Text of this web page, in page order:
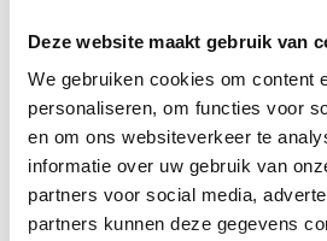
Deze website maakt gebruik van
We gebruiken cookies om content
personaliseren, om functies voor
en om ons websiteverkeer te
informatie over uw gebruik van
partners voor social media,
partners kunnen deze gegevens
A3 poster (42 x 29,7 cm) A3